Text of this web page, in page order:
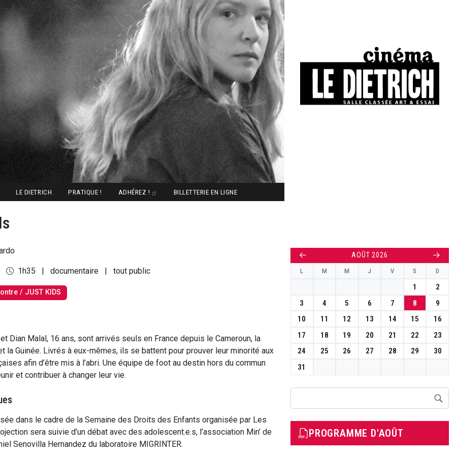
LE DIETRICH PRATIQUE ! ADHÉREZ ! BILLETTERIE EN LIGNE
1h35 | documentaire | tout public
/ JUST KIDS
Dian Malal, 16 ans, sont arrivés seuls en France depuis le Cameroun, la
la Guinée. Livrés à eux-mêmes, ils se battent pour prouver leur minorité aux
afin d’être mis à l’abri. Une équipe de foot au destin hors du commun
et contribuer à changer leur vie.
dans le cadre de la Semaine des Droits des Enfants organisée par Les
sera suivie d’un débat avec des adolescent.e.s, l’association Min’ de
Senovilla Hernandez du laboratoire MIGRINTER.
← AOÛT 2026 →
L M M J V S D
1
2
3
4 5 6 7 8
9
10
11 12 13 14 15
16
17
18 19 20 21 22
23
24
25 26 27 28 29
30
31
PROGRAMME D'AOÛT